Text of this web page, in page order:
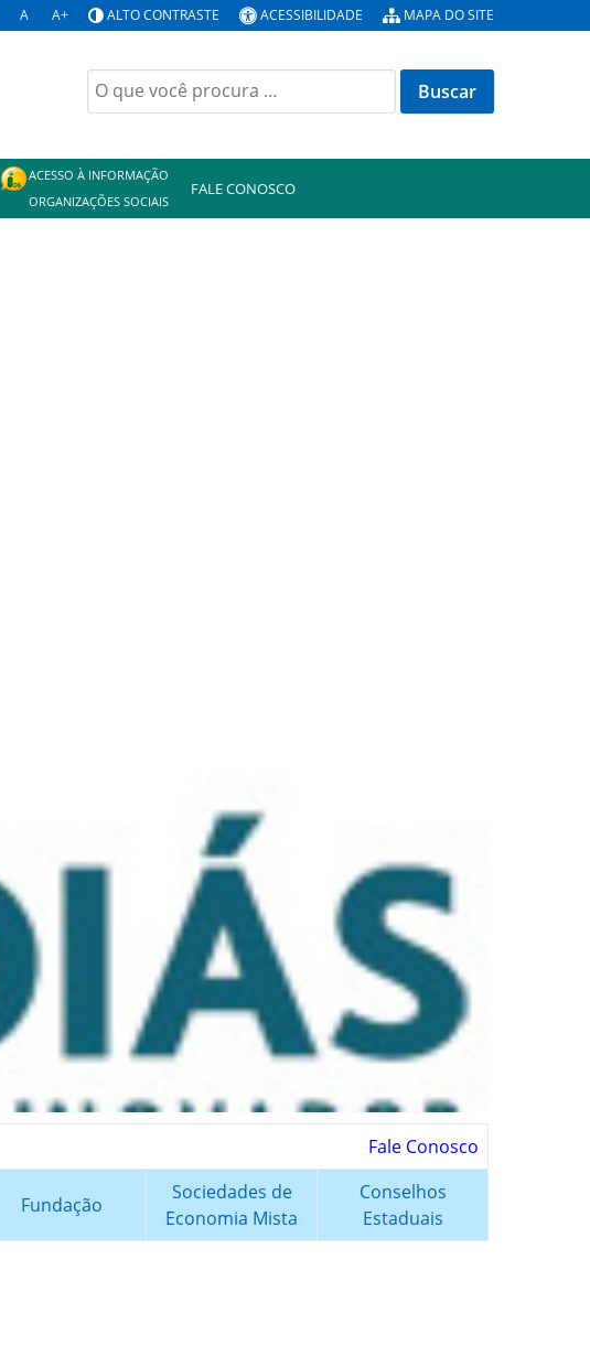
A A+ ALTO CONTRASTE ACESSIBILIDADE MAPA DO SITE
Buscar
por:
ACESSO À INFORMAÇÃO
ORGANIZAÇÕES SOCIAIS
FALE CONOSCO
Fale Conosco
Fundação
Sociedades de
Economia Mista
Conselhos
Estaduais